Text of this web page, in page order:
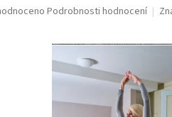
Podrobnosti hodnocení